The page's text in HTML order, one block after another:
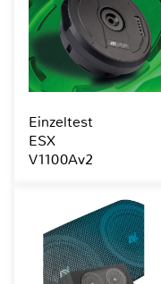
Einzeltest
ESX
V1100Av2